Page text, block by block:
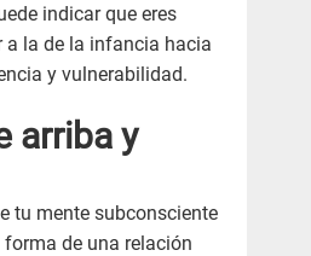
indicar que eres
a la de la infancia hacia
y vulnerabilidad.
arriba y
tu mente subconsciente
de una relación